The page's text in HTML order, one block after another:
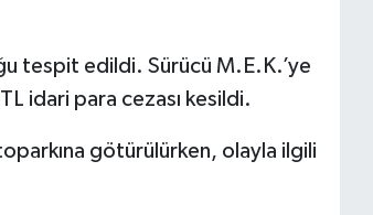
tespit edildi. Sürücü M.E.K.’ye
idari para cezası kesildi.
götürülürken, olayla ilgili